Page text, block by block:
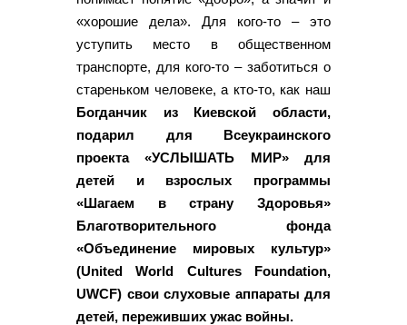
«хорошие дела». Для кого-то – это
уступить место в общественном
транспорте, для кого-то – заботиться о
стареньком человеке, а кто-то, как наш
Богданчик из Киевской области,
подарил для Всеукраинского
проекта «УСЛЫШАТЬ МИР» для
детей и взрослых программы
«Шагаем в страну Здоровья»
Благотворительного фонда
«Объединение мировых культур»
(United World Cultures Foundation,
UWCF) свои слуховые аппараты для
детей, переживших ужас войны.